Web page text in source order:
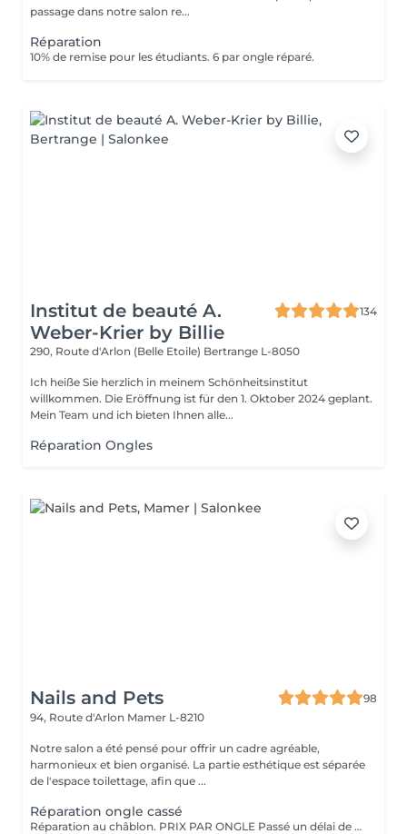
passage dans notre salon re...
Réparation
10% de remise pour les étudiants. 6 par ongle réparé.
Institut de beauté A.
Weber-Krier by Billie
134
290, Route d'Arlon (Belle Etoile) Bertrange L-8050
Ich heiße Sie herzlich in meinem Schönheitsinstitut
willkommen. Die Eröffnung ist für den 1. Oktober 2024 geplant.
Mein Team und ich bieten Ihnen alle...
Réparation Ongles
Nails and Pets
98
94, Route d'Arlon Mamer L-8210
Notre salon a été pensé pour offrir un cadre agréable,
harmonieux et bien organisé. La partie esthétique est séparée
de l'espace toilettage, afin que ...
Réparation ongle cassé
Réparation au châblon. PRIX PAR ONGLE Passé un délai de deux semaines, la réparation sera facturée. ----> Elle sera offerte gratuitement avant cette échéance.